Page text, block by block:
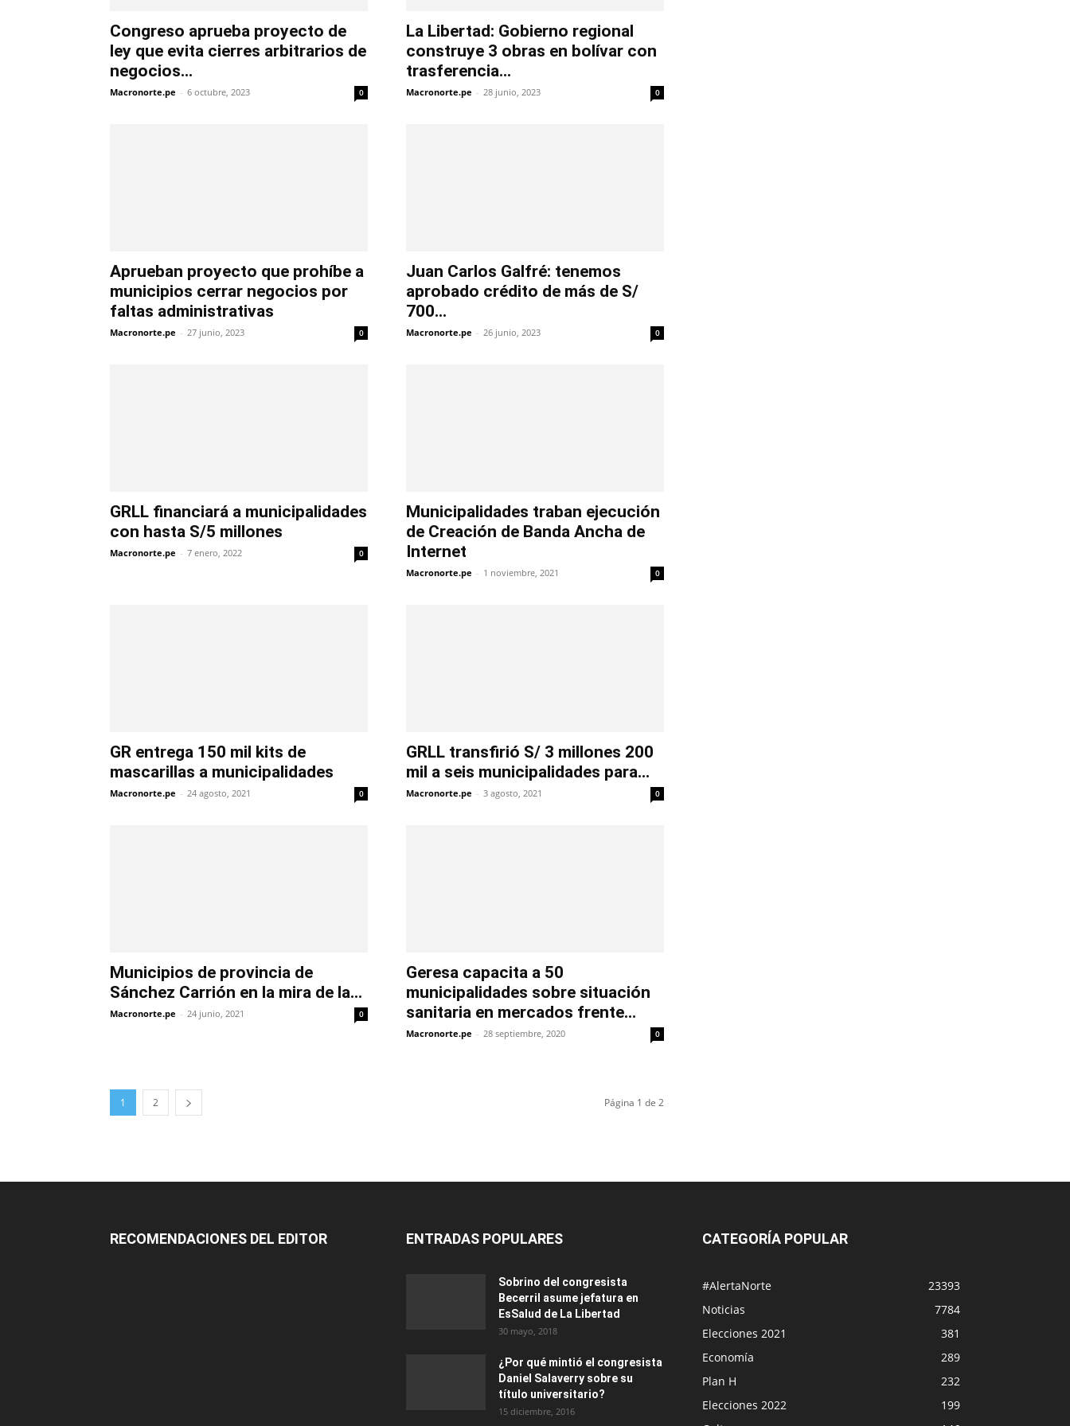
Congreso aprueba proyecto de
ley que evita cierres arbitrarios de
negocios...
Macronorte.pe - 6 octubre, 2023 0
La Libertad: Gobierno regional
construye 3 obras en bolívar con
trasferencia...
Macronorte.pe - 28 junio, 2023 0
Aprueban proyecto que prohíbe a
municipios cerrar negocios por
faltas administrativas
Macronorte.pe - 27 junio, 2023 0
Juan Carlos Galfré: tenemos
aprobado crédito de más de S/
700...
Macronorte.pe - 26 junio, 2023 0
GRLL financiará a municipalidades
con hasta S/5 millones
Macronorte.pe - 7 enero, 2022 0
Municipalidades traban ejecución
de Creación de Banda Ancha de
Internet
Macronorte.pe - 1 noviembre, 2021 0
GR entrega 150 mil kits de
mascarillas a municipalidades
Macronorte.pe - 24 agosto, 2021 0
GRLL transfirió S/ 3 millones 200
mil a seis municipalidades para...
Macronorte.pe - 3 agosto, 2021 0
Municipios de provincia de
Sánchez Carrión en la mira de la...
Macronorte.pe - 24 junio, 2021 0
Geresa capacita a 50
municipalidades sobre situación
sanitaria en mercados frente...
Macronorte.pe - 28 septiembre, 2020 0
1 2 Página 1 de 2
RECOMENDACIONES DEL EDITOR ENTRADAS POPULARES
Sobrino del congresista
Becerril asume jefatura en
EsSalud de La Libertad
30 mayo, 2018
¿Por qué mintió el congresista
Daniel Salaverry sobre su
título universitario?
15 diciembre, 2016
CATEGORÍA POPULAR
#AlertaNorte
23393
Noticias
7784
Elecciones 2021
381
Economía
289
Plan H
232
Elecciones 2022
199